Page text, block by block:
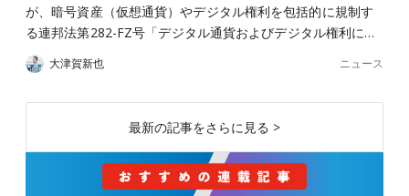
が、暗号資産（仮想通貨）やデジタル権利を包括的に規制す
る連邦法第282-FZ号「デジタル通貨およびデジタル権利に…
大津賀新也 ニュース
最新の記事をさらに見る >